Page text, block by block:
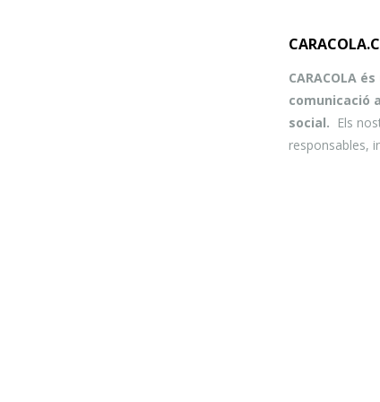
CARACOLA
comunicació
social. Els
responsables,